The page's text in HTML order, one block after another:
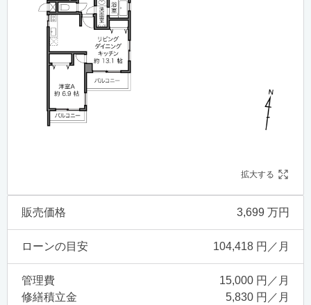
拡大する
販売価格 3,699 万円
ローンの目安 104,418 円／月
管理費
15,000 円／月
修繕積立金
5,830 円／月